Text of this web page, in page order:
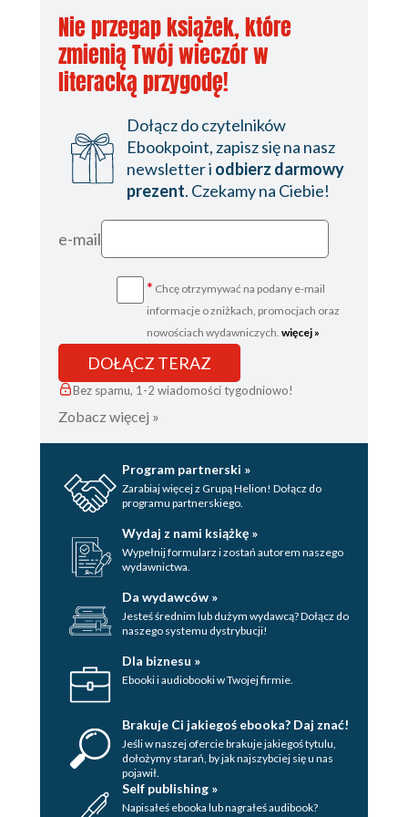
Nie przegap książek, które
zmienią Twój wieczór w
literacką przygodę!
Dołącz do czytelników
Ebookpoint, zapisz się na nasz
newsletter i odbierz darmowy
prezent. Czekamy na Ciebie!
e-mail
* Chcę otrzymywać na podany e-mail
informacje o zniżkach, promocjach oraz
nowościach wydawniczych. więcej »
DOŁĄCZ TERAZ
Bez spamu, 1-2 wiadomości tygodniowo!
Zobacz więcej »
Program partnerski »
Zarabiaj więcej z Grupą Helion! Dołącz do
programu partnerskiego.
Wydaj z nami książkę »
Wypełnij formularz i zostań autorem naszego
wydawnictwa.
Da wydawców »
Jesteś średnim lub dużym wydawcą? Dołącz do
naszego systemu dystrybucji!
Dla biznesu »
Ebooki i audiobooki w Twojej firmie.
Brakuje Ci jakiegoś ebooka? Daj znać!
Jeśli w naszej ofercie brakuje jakiegoś tytulu,
dołożymy starań, by jak najszybciej się u nas
pojawił.
Self publishing »
Napisałeś ebooka lub nagrałeś audibook?